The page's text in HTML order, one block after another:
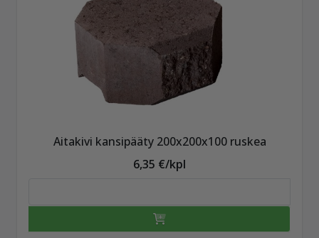
Aitakivi kansipääty 200x200x100 ruskea
6,35 €/kpl